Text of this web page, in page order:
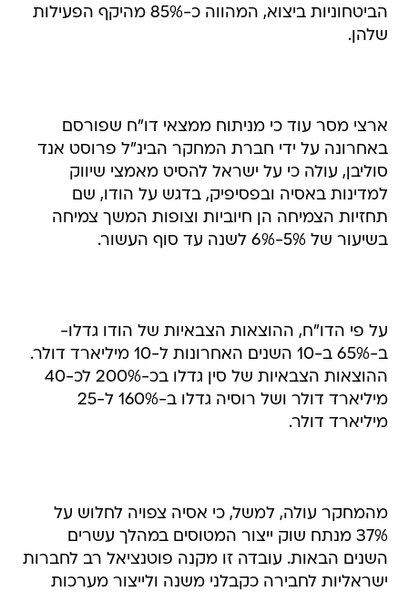
הביטחוניות ביצוא, המהווה כ-85% מהיקף הפעילות
שלהן.
ארצי מסר עוד כי מניתוח ממצאי דו"ח שפורסם
באחרונה על ידי חברת המחקר הבינ"ל פרוסט אנד
סוליבן, עולה כי על ישראל להסיט מאמצי שיווק
למדינות באסיה ובפסיפיק, בדגש על הודו, שם
תחזיות הצמיחה הן חיוביות וצופות המשך צמיחה
בשיעור של 5%-6% לשנה עד סוף העשור.
על פי הדו"ח, ההוצאות הצבאיות של הודו גדלו-
ב-65% ב-10 השנים האחרונות ל-10 מיליארד דולר.
ההוצאות הצבאיות של סין גדלו בכ-200% לכ-40
מיליארד דולר ושל רוסיה גדלו ב-160% ל-25
מיליארד דולר.
מהמחקר עולה, למשל, כי אסיה צפויה לחלוש על
37% מנתח שוק ייצור המטוסים במהלך עשרים
השנים הבאות. עובדה זו מקנה פוטנציאל רב לחברות
ישראליות לחבירה כקבלני משנה ולייצור מערכות